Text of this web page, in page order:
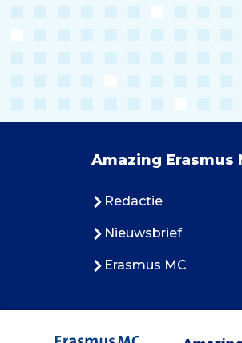
Amazing Erasmus
Redactie
Nieuwsbrief
Erasmus MC